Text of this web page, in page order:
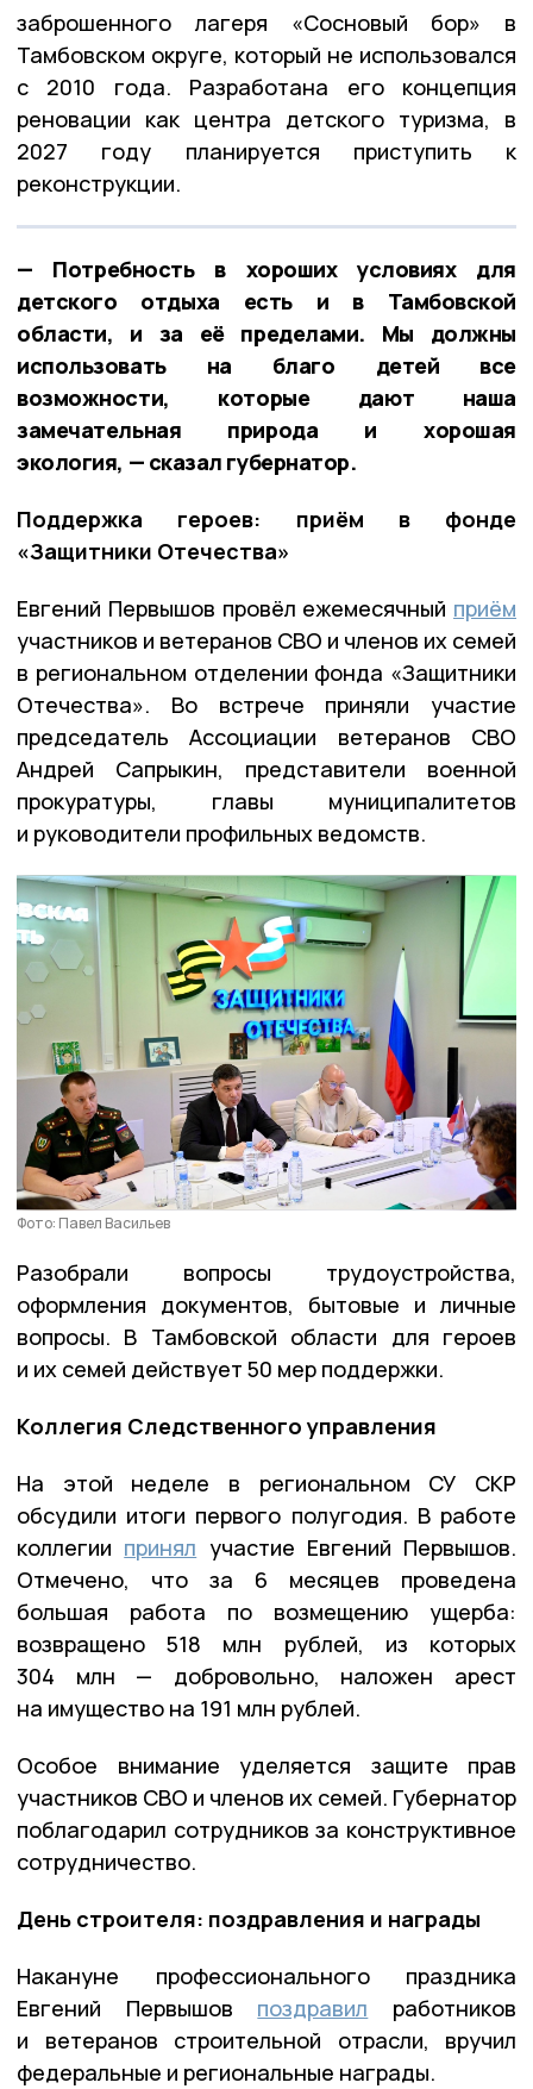
заброшенного лагеря «Сосновый бор» в
Тамбовском округе, который не использовался
с 2010 года. Разработана его концепция
реновации как центра детского туризма, в
2027 году планируется приступить к
реконструкции.
— Потребность в хороших условиях для
детского отдыха есть и в Тамбовской
области, и за её пределами. Мы должны
использовать на благо детей все
возможности, которые дают наша
замечательная природа и хорошая
экология, — сказал губернатор.
Поддержка героев: приём в фонде
«Защитники Отечества»
Евгений Первышов провёл ежемесячный приём
участников и ветеранов СВО и членов их семей
в региональном отделении фонда «Защитники
Отечества». Во встрече приняли участие
председатель Ассоциации ветеранов СВО
Андрей Сапрыкин, представители военной
прокуратуры, главы муниципалитетов
и руководители профильных ведомств.
Фото: Павел Васильев
Разобрали вопросы трудоустройства,
оформления документов, бытовые и личные
вопросы. В Тамбовской области для героев
и их семей действует 50 мер поддержки.
Коллегия Следственного управления
На этой неделе в региональном СУ СКР
обсудили итоги первого полугодия. В работе
коллегии принял участие Евгений Первышов.
Отмечено, что за 6 месяцев проведена
большая работа по возмещению ущерба:
возвращено 518 млн рублей, из которых
304 млн — добровольно, наложен арест
на имущество на 191 млн рублей.
Особое внимание уделяется защите прав
участников СВО и членов их семей. Губернатор
поблагодарил сотрудников за конструктивное
сотрудничество.
День строителя: поздравления и награды
Накануне профессионального праздника
Евгений Первышов поздравил работников
и ветеранов строительной отрасли, вручил
федеральные и региональные награды.